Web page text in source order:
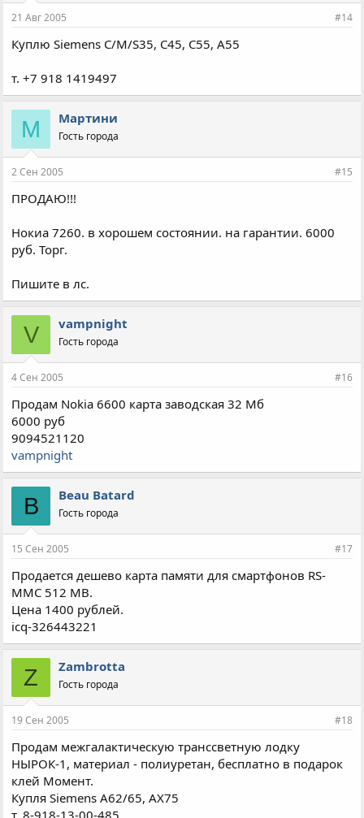
21 Авг 2005 #14
Куплю Siemens C/M/S35, C45, C55, A55
т. +7 918 1419497
М Мартини
Гость города
2 Сен 2005 #15
ПРОДАЮ!!!
Нокиа 7260. в хорошем состоянии. на гарантии. 6000
руб. Торг.
Пишите в лс.
V vampnight
Гость города
4 Сен 2005 #16
Продам Nokia 6600 карта заводская 32 Мб
6000 руб
9094521120
vampnight
B Beau Batard
Гость города
15 Сен 2005 #17
Продается дешево карта памяти для смартфонов RS-
MMC 512 MB.
Цена 1400 рублей.
icq-326443221
Z Zambrotta
Гость города
19 Сен 2005 #18
Продам межгалактическую транссветную лодку
НЫРОК-1, материал - полиуретан, бесплатно в подарок
клей Момент.
Купля Siemens A62/65, AX75
т. 8-918-13-00-485